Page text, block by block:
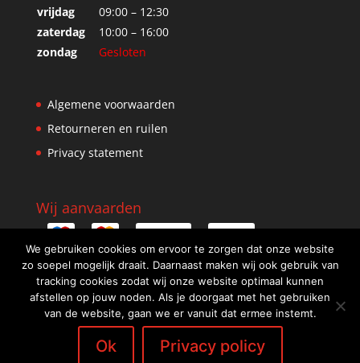
vrijdag
09:00 – 12:30
zaterdag
10:00 – 16:00
zondag
Gesloten
Algemene voorwaarden
Retourneren en ruilen
Privacy statement
Wij aanvaarden
We gebruiken cookies om ervoor te zorgen dat onze website
zo soepel mogelijk draait. Daarnaast maken wij ook gebruik van
tracking cookies zodat wij onze website optimaal kunnen
afstellen op jouw noden. Als je doorgaat met het gebruiken
van de website, gaan we er vanuit dat ermee instemt.
Ok Privacy policy